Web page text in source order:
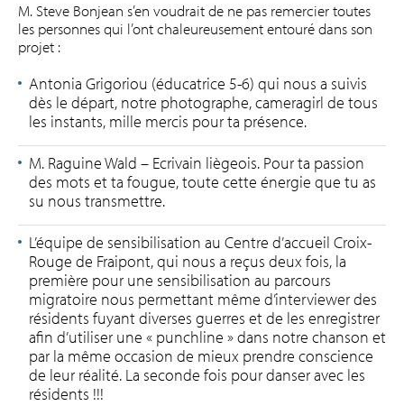
M. Steve Bonjean s’en voudrait de ne pas remercier toutes
les personnes qui l’ont chaleureusement entouré dans son
projet :
Antonia Grigoriou (éducatrice 5-6) qui nous a suivis
dès le départ, notre photographe, cameragirl de tous
les instants, mille mercis pour ta présence.
M. Raguine Wald – Ecrivain liègeois. Pour ta passion
des mots et ta fougue, toute cette énergie que tu as
su nous transmettre.
L’équipe de sensibilisation au Centre d’accueil Croix-
Rouge de Fraipont, qui nous a reçus deux fois, la
première pour une sensibilisation au parcours
migratoire nous permettant même d’interviewer des
résidents fuyant diverses guerres et de les enregistrer
afin d’utiliser une « punchline » dans notre chanson et
par la même occasion de mieux prendre conscience
de leur réalité. La seconde fois pour danser avec les
résidents !!!